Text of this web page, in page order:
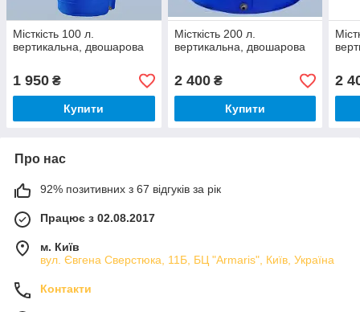
Місткість 100 л.
вертикальна, двошарова
1 950 ₴
Купити
Місткість 200 л.
вертикальна, двошарова
2 400₴
Купити
2
Про нас
92% позитивних з 67 відгуків за рік
Працює з 02.08.2017
м. Київ
вул. Євгена Сверстюка, 11Б, БЦ "Armaris", Київ, Україна
Контакти